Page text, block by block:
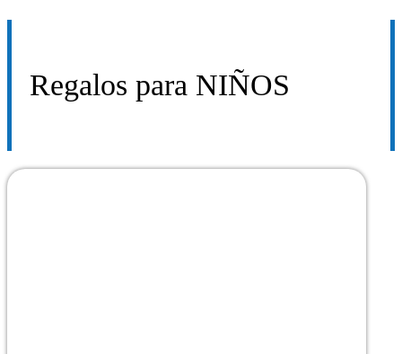
Regalos para NIÑOS